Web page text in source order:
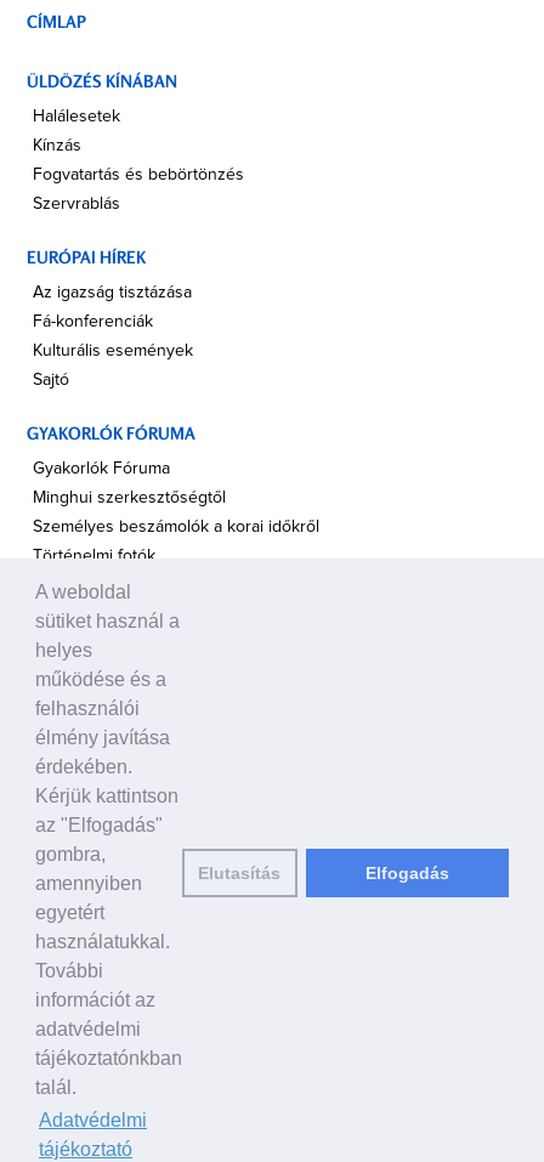
CÍMLAP
ÜLDÖZÉS KÍNÁBAN
Halálesetek
Kínzás
Fogvatartás és bebörtönzés
Szervrablás
EURÓPAI HÍREK
Az igazság tisztázása
Fá-konferenciák
Kulturális események
Sajtó
GYAKORLÓK FÓRUMA
Gyakorlók Fóruma
Minghui szerkesztőségtől
Személyes beszámolók a korai időkről
Történelmi fotók
A TÁMOGATÁS HANGJA
Politikusok
Civil szervezetek, ENSZ
Egyéb
A VILÁG HÍREI
HAGYOMÁNYOS KÍNAI KULTÚRA
Ősi történetek
Történelmi személyek
Shen Yun Performing Arts
LINKEK
falundafa.org
hu.faluninfo.eu
minghui.org
pureinsight.org
E-mail küldése a szerkesztőknek:
A weboldal
sütiket használ a
helyes
működése és a
felhasználói
élmény javítása
érdekében.
Kérjük kattintson
az "Elfogadás"
gombra,
amennyiben
egyetért
használatukkal.
További
információt az
adatvédelmi
tájékoztatónkban
talál.
Adatvédelmi
tájékoztató
Elutasítás Elfogadás